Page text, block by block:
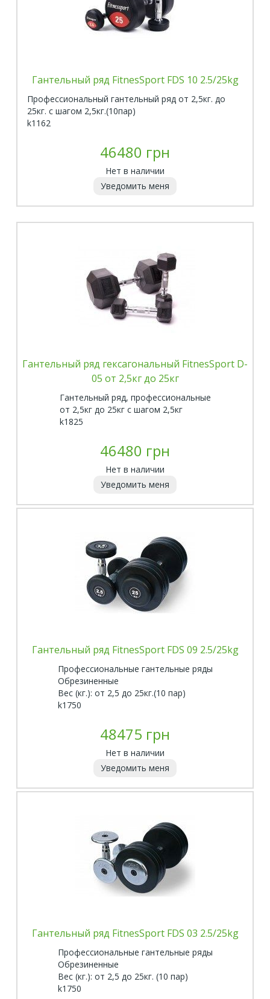
Гантельный ряд FitnesSport FDS 10 2.5/25kg
Профессиональный гантельный ряд от 2,5кг. до
25кг. с шагом 2,5кг.(10пар)
k1162
46480 грн
Нет в наличии
Уведомить меня
Гантельный ряд гексагональный FitnesSport D-
05 от 2,5кг до 25кг
Гантельный ряд, профессиональные
от 2,5кг до 25кг с шагом 2,5кг
k1825
46480 грн
Нет в наличии
Уведомить меня
Гантельный ряд FitnesSport FDS 09 2.5/25kg
Профессиональные гантельные ряды
Обрезиненные
Вес (кг.): от 2,5 до 25кг.(10 пар)
k1750
48475 грн
Нет в наличии
Уведомить меня
Гантельный ряд FitnesSport FDS 03 2.5/25kg
Профессиональные гантельные ряды
Обрезиненные
Вес (кг.): от 2,5 до 25кг. (10 пар)
k1750